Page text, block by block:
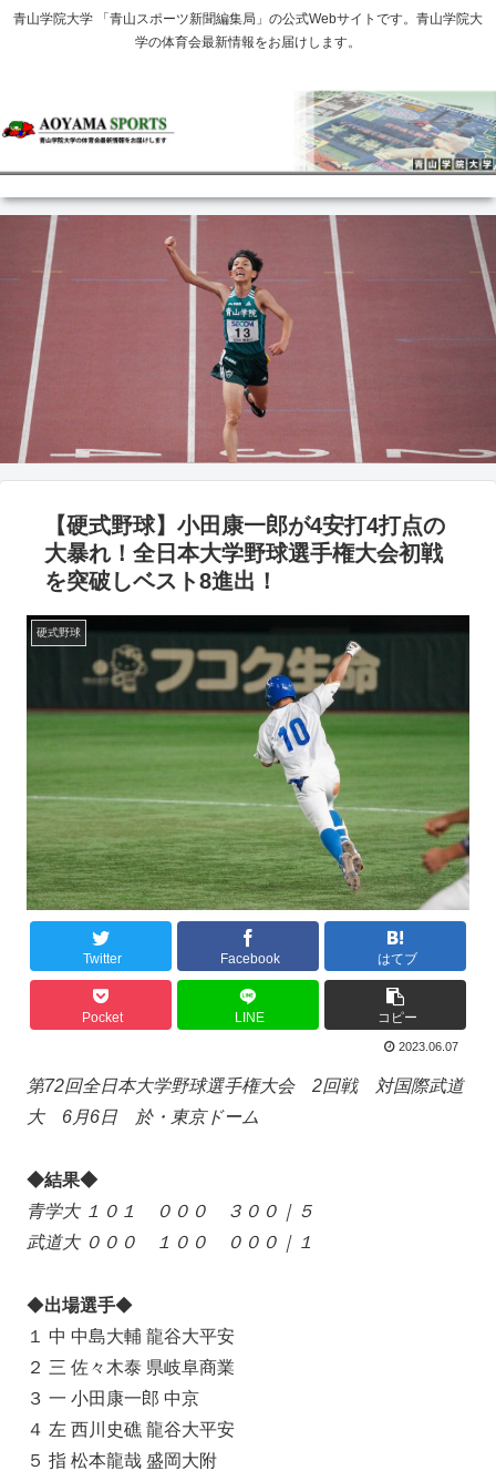
青山学院大学 「青山スポーツ新聞編集局」の公式Webサイトです。青山学院大
学の体育会最新情報をお届けします。
【硬式野球】小田康一郎が4安打4打点の
大暴れ！全日本大学野球選手権大会初戦
を突破しベスト8進出！
硬式野球
Twitter Facebook はてブ
Pocket LINE コピー
2023.06.07
第72回全日本大学野球選手権大会 2回戦 対国際武道
大6月6日 於・東京ドーム
◆結果◆
青学大 １０１ ０００ ３００｜５
武道大 ０００ １００ ０００｜１
◆出場選手◆
１ 中 中島大輔 龍谷大平安
２ 三 佐々木泰 県岐阜商業
３ 一 小田康一郎 中京
４ 左 西川史礁 龍谷大平安
５ 指 松本龍哉 盛岡大附